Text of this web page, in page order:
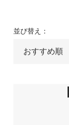
並び替え：